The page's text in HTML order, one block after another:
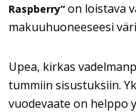
Raspberry“ on loistava
makuuhuoneeseesi
Upea, kirkas
tummiin sisustuksiin.
vuodevaate on helppo